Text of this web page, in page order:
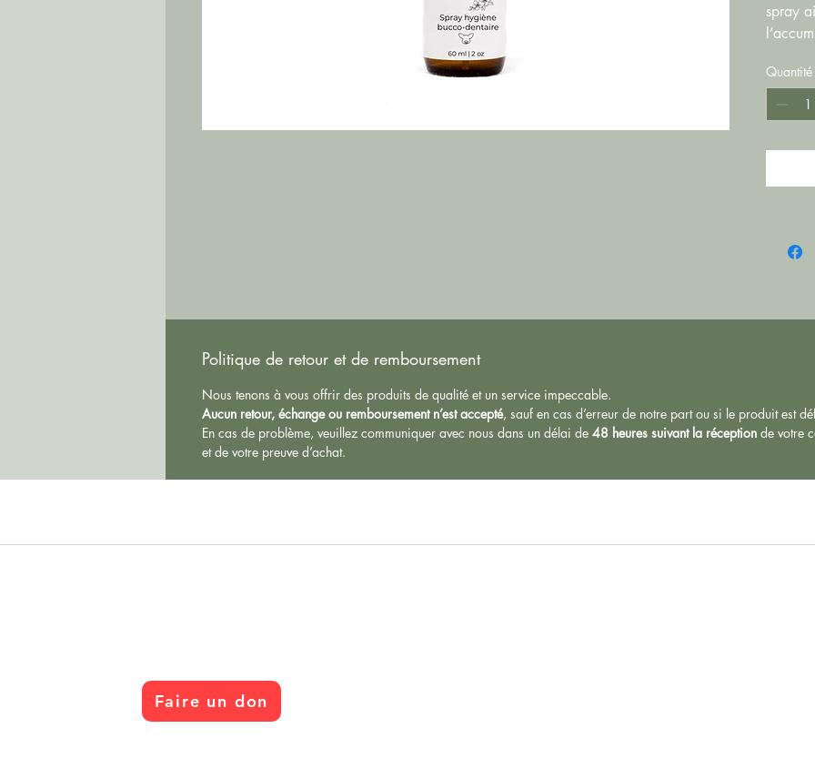
spray
étant
Quantité
Politique de retour et de remboursement
Nous tenons à vous offrir des produits de qualité et un service impeccable.
Aucun retour, échange ou remboursement n’est accepté, sauf en cas d’erreur de notre part ou si le produit est
En cas de problème, veuillez communiquer avec nous dans un délai de 48 heures suivant la réception de votre
et de votre preuve d’achat.
Faire un don